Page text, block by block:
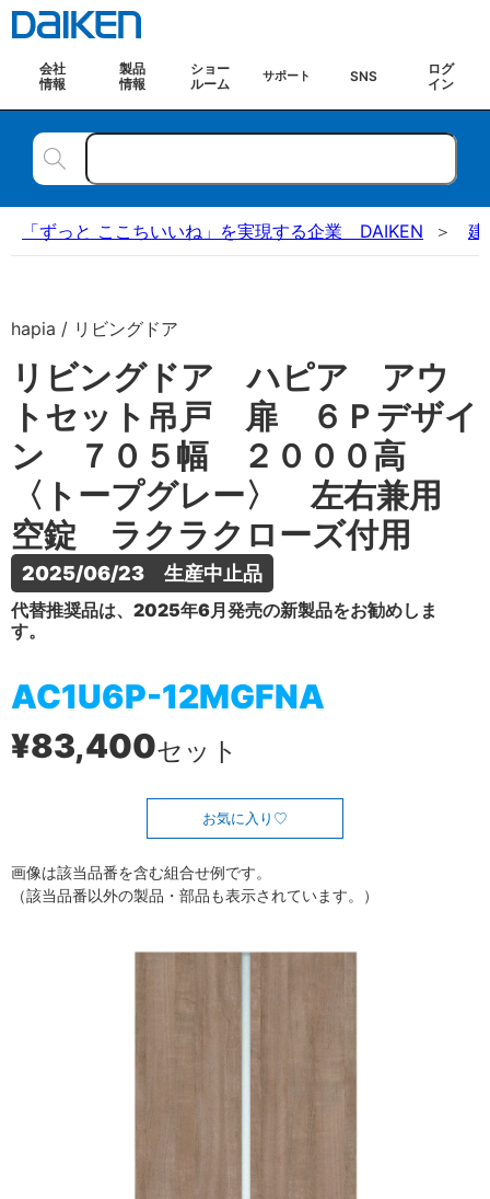
会社
情報
製品
情報
ショー
ルーム
サポート SNS
ログ
イン
「ずっと ここちいいね」を実現する企業 DAIKEN 建
hapia / リビングドア
リビングドア ハピア アウ
トセット吊戸 扉 ６Ｐデザイ
ン ７０５幅 ２０００高
〈トープグレー〉 左右兼用
空錠 ラクラクローズ付用
2025/06/23　生産中止品
代替推奨品は、2025年6月発売の新製品をお勧めしま
す。
AC1U6P-12MGFNA
¥83,400セット
お気に入り
画像は該当品番を含む組合せ例です。
（該当品番以外の製品・部品も表示されています。）